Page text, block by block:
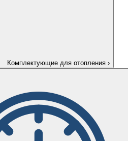
Комплектующие для отопления ›